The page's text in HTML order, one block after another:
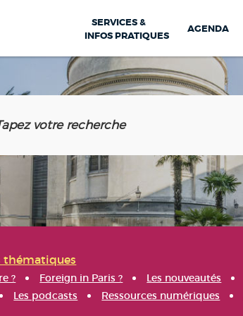
SERVICES &
INFOS PRATIQUES
AGENDA
thématiques
? Foreign in Paris ? Les nouveautés
Les podcasts Ressources numériques